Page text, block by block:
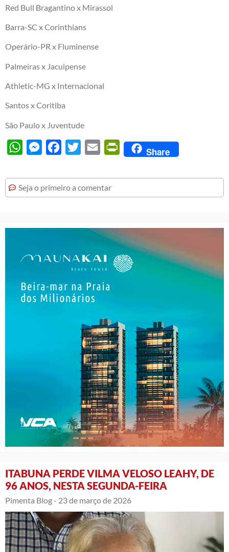
Red Bull Bragantino x Mirassol
Barra-SC x Corinthians
Operário-PR x Fluminense
Palmeiras x Jacuipense
Athletic-MG x Internacional
Santos x Coritiba
São Paulo x Juventude
WhatsAppMessengerFacebook
Twitter Email PrintFriendly
Share
Seja o primeiro a comentar
ITABUNA PERDE VILMA VELOSO LEAHY, DE
96 ANOS, NESTA SEGUNDA-FEIRA
Pimenta Blog - 23 de março de 2026